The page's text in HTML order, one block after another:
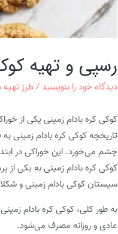
رسپی و تهیه
دیدگاه‌ خود را بنویسید/طرز
کوکی کره بادام زمینی یکی از
چشم می‌خورد. این خوراکی در
کوکی کره بادام زمینی به یکی از
سیستان کوکی بادام زمینی و
به طور کلی، کوکی کره بادام
عادی و روزانه مصرف می‌شود.